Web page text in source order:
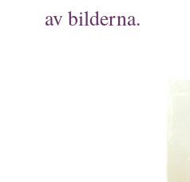
av bilderna.